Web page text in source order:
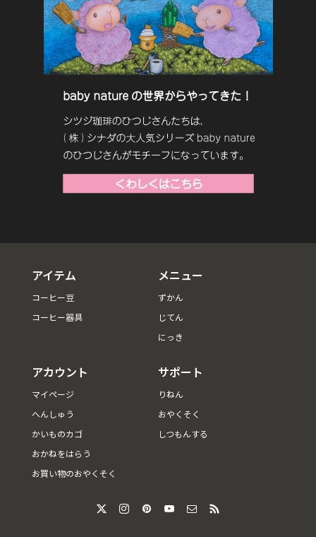
アイテム
コーヒー豆
コーヒー器具
メニュー
ずかん
じてん
にっき
アカウント
マイページ
へんしゅう
かいものカゴ
おかねをはらう
お買い物のおやくそく
サポート
りねん
おやくそく
しつもんする